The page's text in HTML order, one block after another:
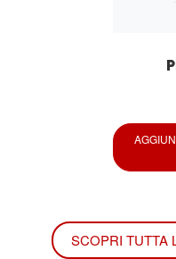
SCOPRI TUTTA